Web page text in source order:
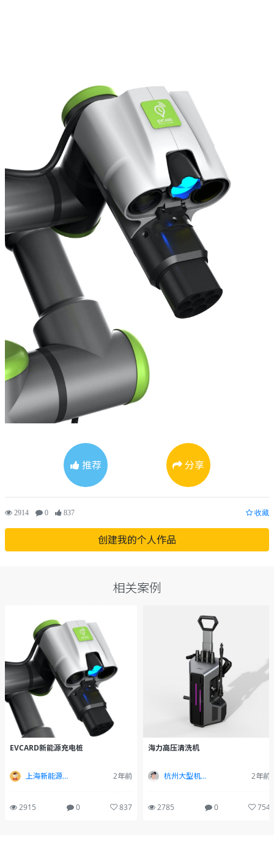
推荐 分享
2914 0 837 收藏
创建我的个人作品
相关案例
EVCARD新能源充电桩
上海新能源产品设计 2年前
2915 0 837
海力高压清洗机
杭州大型机床设备工业设计 2年前
2785 0 754